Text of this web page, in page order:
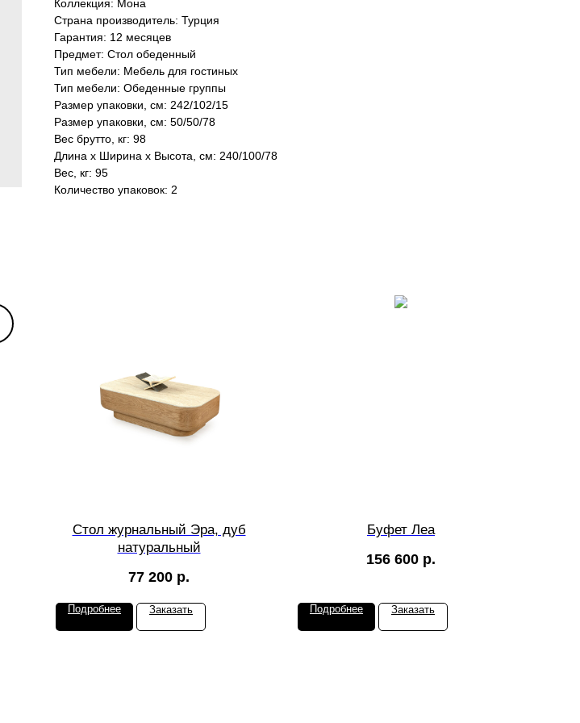
Коллекция: Мона
Страна производитель: Турция
Гарантия: 12 месяцев
Предмет: Стол обеденный
Тип мебели: Мебель для гостиных
Тип мебели: Обеденные группы
Размер упаковки, см: 242/102/15
Размер упаковки, см: 50/50/78
Вес брутто, кг: 98
Длина х Ширина х Высота, см: 240/100/78
Вес, кг: 95
Количество упаковок: 2
Стол журнальный Эра, дуб
натуральный
77 200 р.
Подробнее Заказать
Буфет Леа
156 600 р.
Подробнее Заказать